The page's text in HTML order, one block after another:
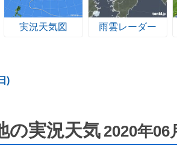
実況天気図 雨雲レーダー
)
の実況天気 2020年06